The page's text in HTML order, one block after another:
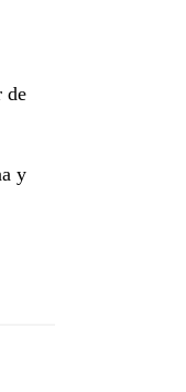
de
y